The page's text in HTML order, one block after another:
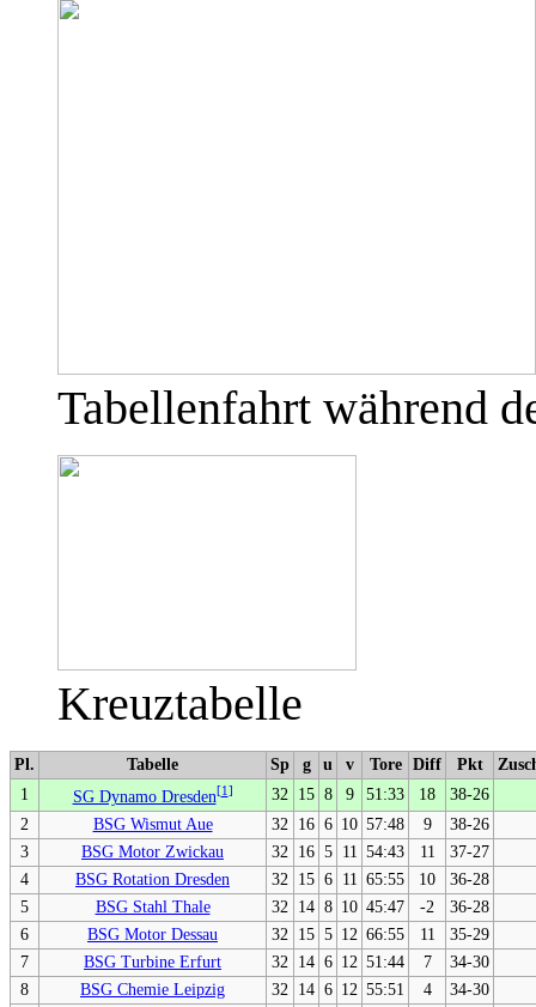
Tabellenfahrt während
Kreuztabelle
Pl. Tabelle Sp g u v Tore Diff Pkt
1
SG Dynamo Dresden[1] 32 15 8 9 51:33 18
38-26
2
BSG Wismut Aue 32 16 6 10 57:48 9
38-26
3
BSG Motor Zwickau 32 16 5 11 54:43 11
37-27
4
BSG Rotation Dresden 32 15 6 11 65:55 10
36-28
5
BSG Stahl Thale 32 14 8 10 45:47 -2
36-28
6
BSG Motor Dessau 32 15 5 12 66:55 11
35-29
7
BSG Turbine Erfurt 32 14 6 12 51:44 7
34-30
8
BSG Chemie Leipzig 32 14 6 12 55:51 4
34-30